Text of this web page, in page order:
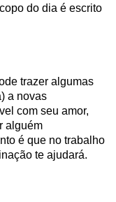
do dia é escrito
trazer algumas
a novas
com seu amor,
alguém
é que no trabalho
te ajudará.